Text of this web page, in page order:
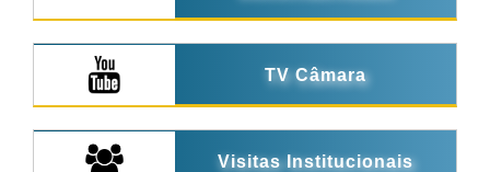
TV Câmara
Visitas Institucionais